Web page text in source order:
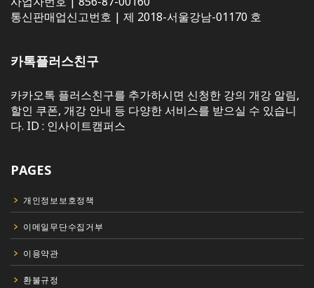
통신판매업신고번호 | 제 2018-서울강남-01170 호
카톡플러스친구
카카오톡 플러스친구를 추가하시면 신청한 강의 개강 알림,
할인 쿠폰, 개강 안내 등 다양한 서비스를 받으실 수 있습니
다. ID : 인사이트캠퍼스
PAGES
개인정보보호정책
이메일무단수집거부
이용약관
환불규정